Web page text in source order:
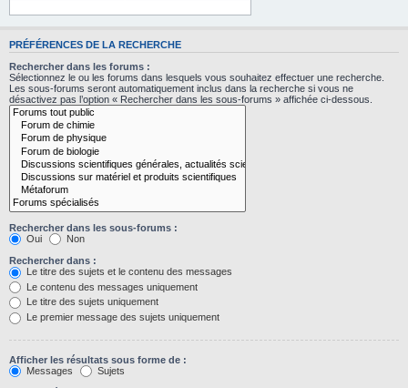
PRÉFÉRENCES DE LA RECHERCHE
Rechercher dans les forums :
Sélectionnez le ou les forums dans lesquels vous souhaitez effectuer une recherche.
Les sous-forums seront automatiquement inclus dans la recherche si vous ne
désactivez pas l’option « Rechercher dans les sous-forums » affichée ci-dessous.
Rechercher dans les sous-forums :
Oui
Non
Rechercher dans :
Le titre des sujets et le contenu des messages
Le contenu des messages uniquement
Le titre des sujets uniquement
Le premier message des sujets uniquement
Afficher les résultats sous forme de :
Messages
Sujets